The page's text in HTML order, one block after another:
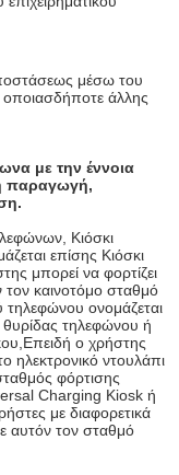
μέσω του
άλλης
με την έννοια
παραγωγή,
Κιόσκι
επίσης Κιόσκι
μπορεί να φορτίζει
τον καινοτόμο σταθμό
τηλεφώνου ονομάζεται
τηλεφώνου ή
ο χρήστης
ηλεκτρονικό ντουλάπι
φόρτισης
Charging Kiosk ή
με διαφορετικά
αυτόν τον σταθμό